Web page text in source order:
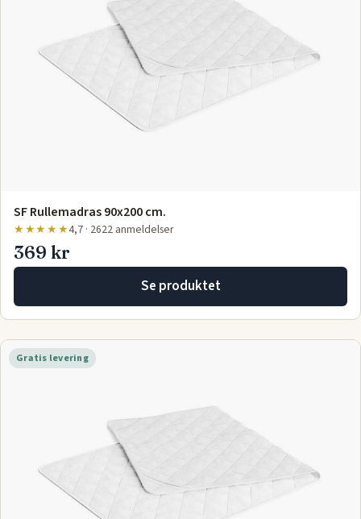
SF Rullemadras 90x200 cm.
★★★★★4,7 · 2622 anmeldelser
369 kr
Se produktet
Gratis levering